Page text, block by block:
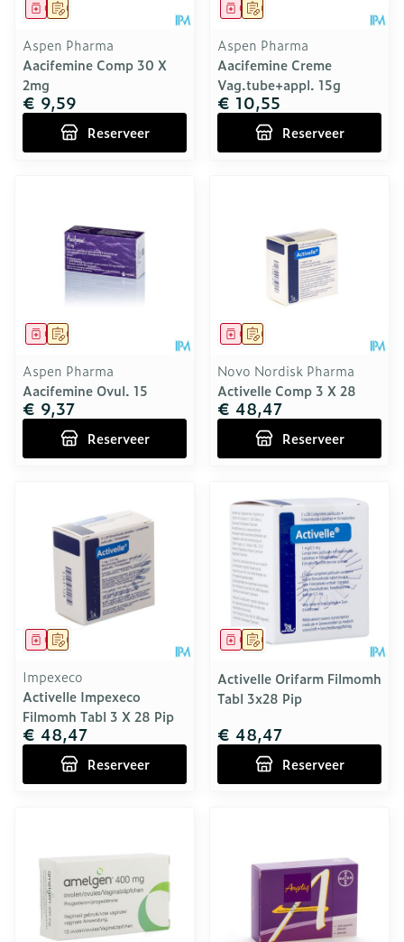
Op voorschrift
Geneesmiddel
Aspen Pharma
Aacifemine Comp 30 X
2mg
€ 9,59
Reserveer
Op voorschrift
Geneesmiddel
Aspen Pharma
Aacifemine Creme
Vag.tube+appl. 15g
€ 10,55
Reserveer
Op voorschrift
Geneesmiddel
Aspen Pharma
Aacifemine Ovul. 15
€ 9,37
Reserveer
Op voorschrift
Geneesmiddel
Novo Nordisk Pharma
Activelle Comp 3 X 28
€ 48,47
Reserveer
Op voorschrift
Geneesmiddel
Impexeco
Activelle Impexeco
Filmomh Tabl 3 X 28 Pip
€ 48,47
Reserveer
Op voorschrift
Geneesmiddel
Activelle Orifarm Filmomh
Tabl 3x28 Pip
€ 48,47
Reserveer